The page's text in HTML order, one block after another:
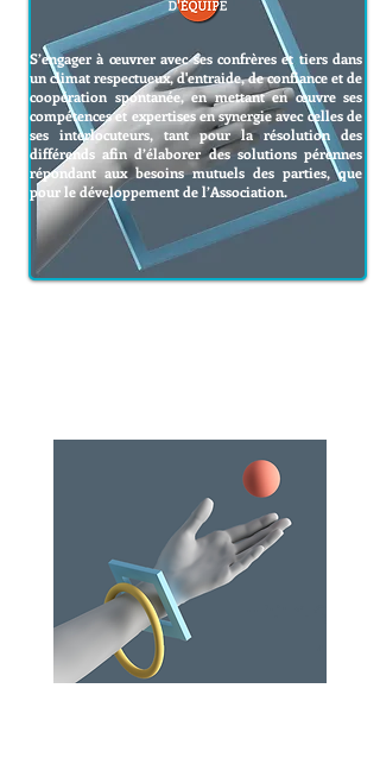
S’engager à œuvrer avec ses confrères et tiers dans
un climat respectueux, d'entraide, de confiance et de
coopération spontanée, en mettant en œuvre ses
compétences et expertises en synergie avec celles de
ses interlocuteurs, tant pour la résolution des
différends afin d’élaborer des solutions pérennes
répondant aux besoins mutuels des parties, que
pour le développement de l’Association.